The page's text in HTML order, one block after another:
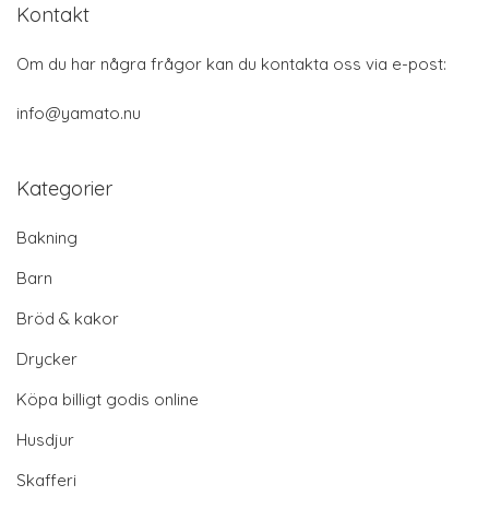
Kontakt
Om du har några frågor kan du kontakta oss via e-post:
info@yamato.nu
Kategorier
Bakning
Barn
Bröd & kakor
Drycker
Köpa billigt godis online
Husdjur
Skafferi